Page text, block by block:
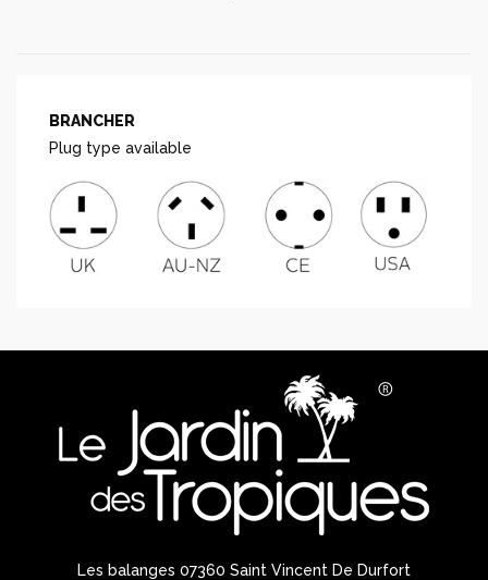
BRANCHER
Plug type available
Les balanges 07360 Saint Vincent De Durfort